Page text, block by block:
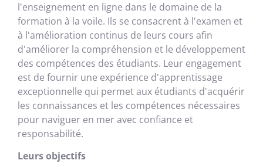
l'enseignement en ligne dans le domaine de la
formation à la voile. Ils se consacrent à l'examen et
à l'amélioration continus de leurs cours afin
d'améliorer la compréhension et le développement
des compétences des étudiants. Leur engagement
est de fournir une expérience d'apprentissage
exceptionnelle qui permet aux étudiants d'acquérir
les connaissances et les compétences nécessaires
pour naviguer en mer avec confiance et
responsabilité.
Leurs objectifs